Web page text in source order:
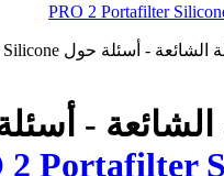
PRO 2 Portafilter
الشائعة -
2 Portafilter